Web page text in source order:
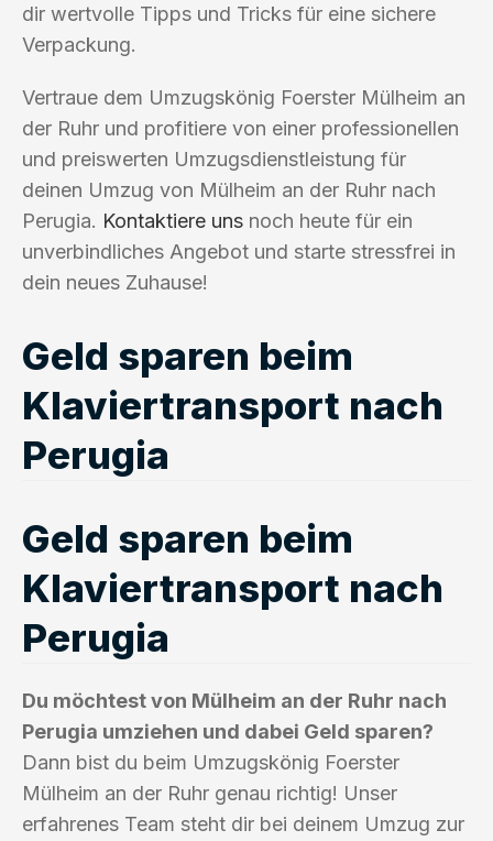
dir wertvolle Tipps und Tricks für eine sichere
Verpackung.
Vertraue dem Umzugskönig Foerster Mülheim an
der Ruhr und profitiere von einer professionellen
und preiswerten Umzugsdienstleistung für
deinen Umzug von Mülheim an der Ruhr nach
Perugia. Kontaktiere uns noch heute für ein
unverbindliches Angebot und starte stressfrei in
dein neues Zuhause!
Geld sparen beim
Klaviertransport nach
Perugia
Geld sparen beim
Klaviertransport nach
Perugia
Du möchtest von Mülheim an der Ruhr nach
Perugia umziehen und dabei Geld sparen?
Dann bist du beim Umzugskönig Foerster
Mülheim an der Ruhr genau richtig! Unser
erfahrenes Team steht dir bei deinem Umzug zur